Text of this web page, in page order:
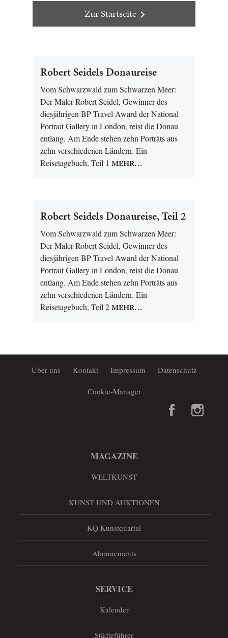
Zur Startseite
Robert Seidels Donaureise
Vom Schwarzwald zum Schwarzen Meer:
Der Maler Robert Seidel, Gewinner des
diesjährigen BP Travel Award der National
Portrait Gallery in London, reist die Donau
entlang. Am Ende stehen zehn Porträts aus
zehn verschiedenen Ländern. Ein
Reisetagebuch, Teil 1 MEHR…
Robert Seidels Donaureise, Teil 2
Vom Schwarzwald zum Schwarzen Meer:
Der Maler Robert Seidel, Gewinner des
diesjährigen BP Travel Award der National
Portrait Gallery in London, reist die Donau
entlang. Am Ende stehen zehn Porträts aus
zehn verschiedenen Ländern. Ein
Reisetagebuch, Teil 2MEHR…
Über uns Kontakt Impressum Datenschutz
Cookie-Manager
MAGAZINE
WELTKUNST
KUNST UND AUKTIONEN
KQ Kunstquartal
Abonnements
SERVICE
Kalender
Städteführer